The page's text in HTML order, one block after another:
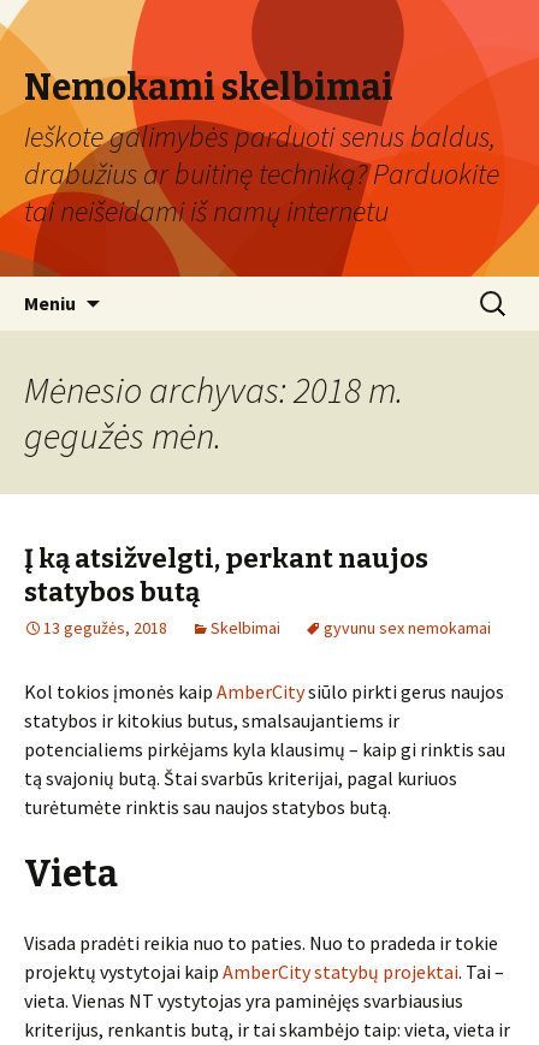
Nemokami skelbimai
Ieškote galimybės parduoti senus baldus,
drabužius ar buitinę techniką? Parduokite
tai neišeidami iš namų internetu
Meniu Ieškoti:
Mėnesio archyvas: 2018 m.
gegužės mėn.
Į ką atsižvelgti, perkant naujos
statybos butą
13 gegužės, 2018 Skelbimai gyvunu sex nemokamai
Kol tokios įmonės kaip AmberCitysiūlo pirkti gerus naujos
statybos ir kitokius butus, smalsaujantiems ir
potencialiems pirkėjams kyla klausimų – kaip gi rinktis sau
tą svajonių butą. Štai svarbūs kriterijai, pagal kuriuos
turėtumėte rinktis sau naujos statybos butą.
Vieta
Visada pradėti reikia nuo to paties. Nuo to pradeda ir tokie
projektų vystytojai kaip AmberCity statybų projektai. Tai –
vieta. Vienas NT vystytojas yra paminėjęs svarbiausius
kriterijus, renkantis butą, ir tai skambėjo taip: vieta, vieta ir